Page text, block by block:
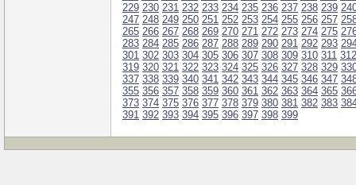
229 230 231 232 233 234 235 236 237 238 239
247 248 249 250 251 252 253 254 255 256 257
265 266 267 268 269 270 271 272 273 274 275
283 284 285 286 287 288 289 290 291 292 293
301 302 303 304 305 306 307 308 309 310 311 312
319 320 321 322 323 324 325 326 327 328 329
337 338 339 340 341 342 343 344 345 346 347
355 356 357 358 359 360 361 362 363 364 365
373 374 375 376 377 378 379 380 381 382 383
391 392 393 394 395 396 397 398 399